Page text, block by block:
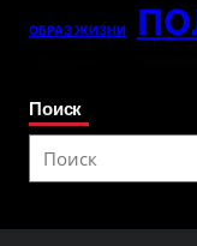
ОБРАЗ ЖИЗНИ
Поиск
e